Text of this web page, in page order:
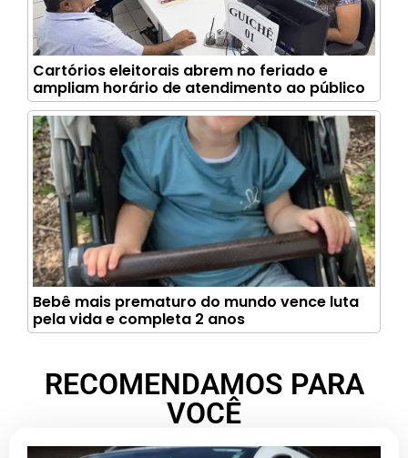
Cartórios eleitorais abrem no feriado e
ampliam horário de atendimento ao público
Bebê mais prematuro do mundo vence luta
pela vida e completa 2 anos
RECOMENDAMOS PARA
VOCÊ